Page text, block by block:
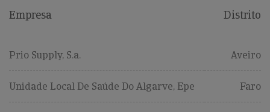
Empresa Distrito
Prio Supply, S.a. Aveiro
Unidade Local De Saúde Do Algarve, Epe Faro